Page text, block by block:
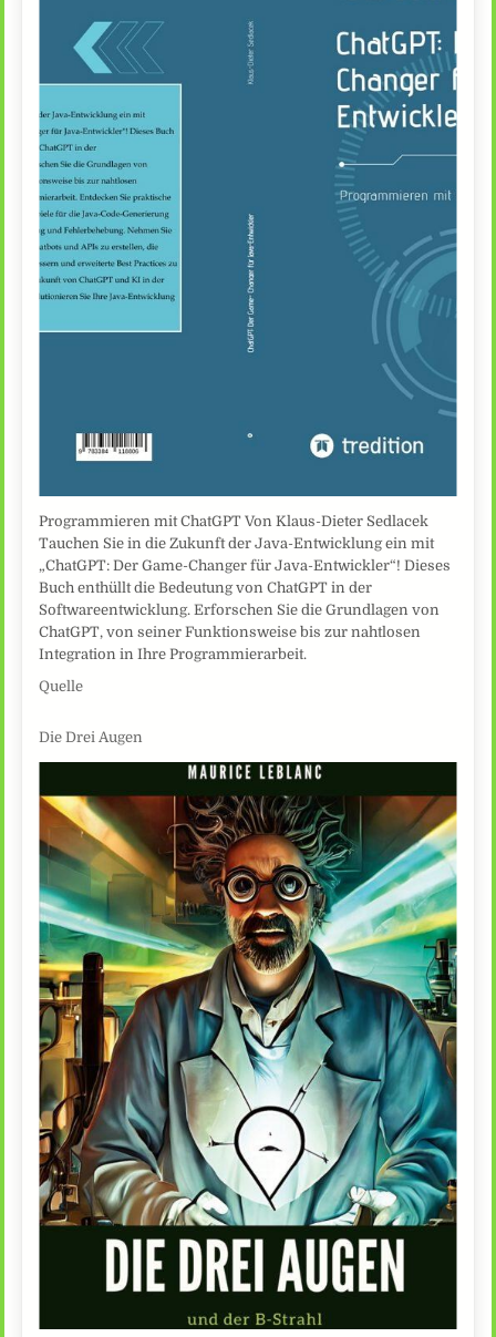
Programmieren mit ChatGPT Von Klaus-Dieter Sedlacek
Tauchen Sie in die Zukunft der Java-Entwicklung ein mit
„ChatGPT: Der Game-Changer für Java-Entwickler“! Dieses
Buch enthüllt die Bedeutung von ChatGPT in der
Softwareentwicklung. Erforschen Sie die Grundlagen von
ChatGPT, von seiner Funktionsweise bis zur nahtlosen
Integration in Ihre Programmierarbeit.
Quelle
Die Drei Augen